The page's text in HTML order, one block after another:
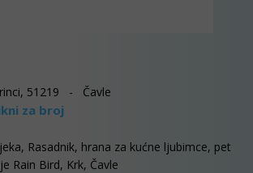
51219 - Čavle
za broj
Rasadnik, hrana za kućne ljubimce, pet
Rain Bird, Krk, Čavle